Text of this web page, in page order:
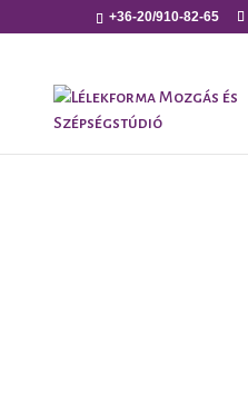
+36-20/910-82-65